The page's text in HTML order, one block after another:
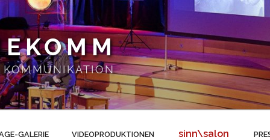
KOMMUNIKATION
GALERIE VIDEOPRODUKTIONEN sinn\salon